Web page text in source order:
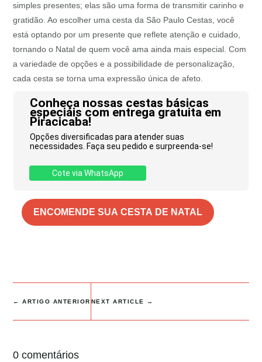
simples presentes; elas são uma forma de transmitir carinho e
gratidão. Ao escolher uma cesta da São Paulo Cestas, você
está optando por um presente que reflete atenção e cuidado,
tornando o Natal de quem você ama ainda mais especial. Com
a variedade de opções e a possibilidade de personalização,
cada cesta se torna uma expressão única de afeto.
Conheça nossas cestas básicas
especiais com entrega gratuita em
Piracicaba!
Opções diversificadas para atender suas
necessidades. Faça seu pedido e surpreenda-se!
Cote via WhatsApp
ENCOMENDE SUA CESTA DE NATAL
←ARTIGO ANTERIOR NEXT ARTICLE →
0 comentários